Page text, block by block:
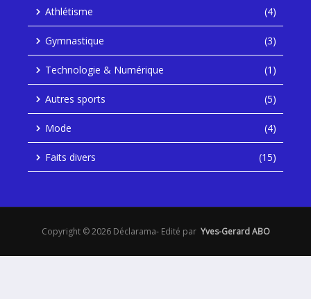
Athlétisme (4)
Gymnastique (3)
Technologie & Numérique (1)
Autres sports (5)
Mode (4)
Faits divers (15)
Copyright © 2026 Déclarama- Edité par Yves-Gerard ABO